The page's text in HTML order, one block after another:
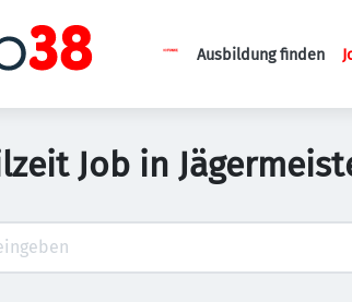
Ausbildung finden
Job in